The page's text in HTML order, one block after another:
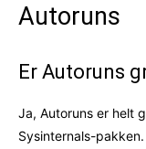
Autoruns
Er Autoruns
Ja, Autoruns er helt
Sysinternals-